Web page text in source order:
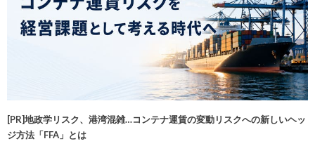
[PR]地政学リスク、港湾混雑…コンテナ運賃の変動リスクへの新しいヘッ
ジ方法「FFA」とは